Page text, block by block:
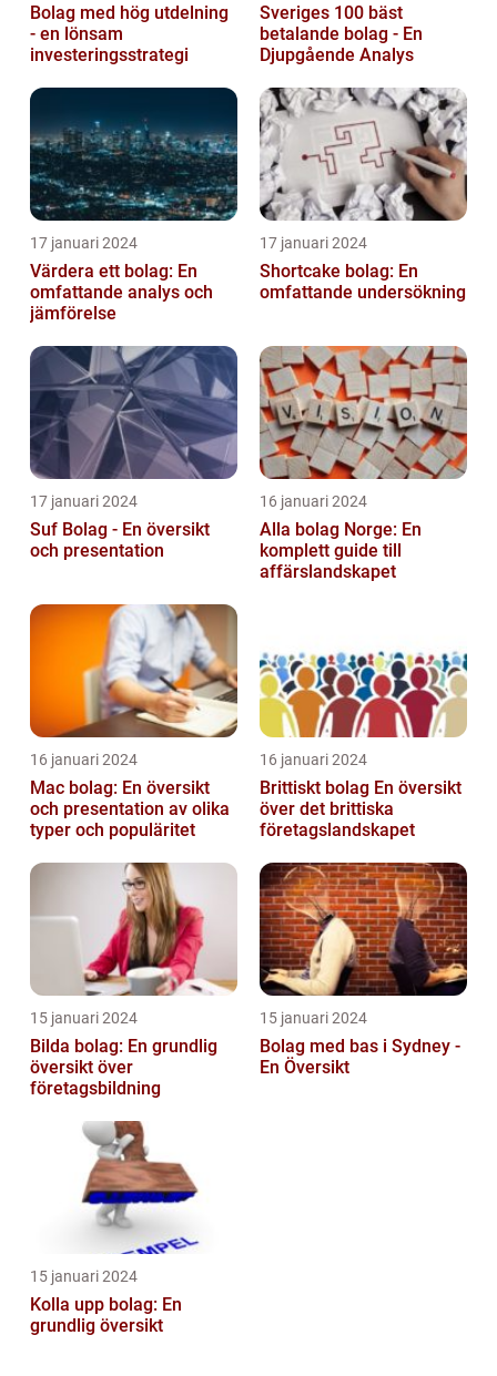
Bolag med hög utdelning
- en lönsam
investeringsstrategi
Sveriges 100 bäst
betalande bolag - En
Djupgående Analys
17 januari 2024
Värdera ett bolag: En
omfattande analys och
jämförelse
17 januari 2024
Shortcake bolag: En
omfattande undersökning
17 januari 2024
Suf Bolag - En översikt
och presentation
16 januari 2024
Alla bolag Norge: En
komplett guide till
affärslandskapet
16 januari 2024
Mac bolag: En översikt
och presentation av olika
typer och populäritet
16 januari 2024
Brittiskt bolag En översikt
över det brittiska
företagslandskapet
15 januari 2024
Bilda bolag: En grundlig
översikt över
företagsbildning
15 januari 2024
Bolag med bas i Sydney -
En Översikt
15 januari 2024
Kolla upp bolag: En
grundlig översikt